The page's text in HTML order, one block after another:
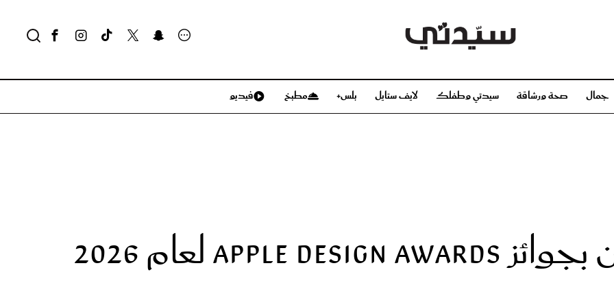
جمال صحة ورشاقة سيدتي وطفلك لايف ستايل بلس+ مطبخ فيديو
مجلة سيدتي
مناسبات X سيدتي